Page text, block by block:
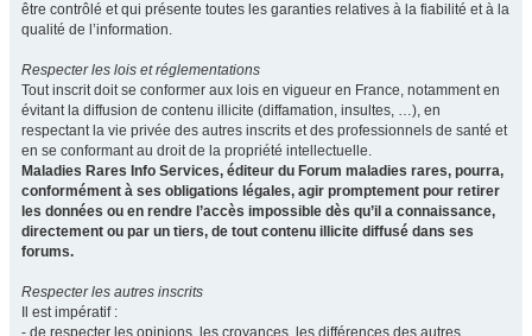
être contrôlé et qui présente toutes les garanties relatives à la fiabilité et à la
qualité de l’information.
Respecter les lois et réglementations
Tout inscrit doit se conformer aux lois en vigueur en France, notamment en
évitant la diffusion de contenu illicite (diffamation, insultes, …), en
respectant la vie privée des autres inscrits et des professionnels de santé et
en se conformant au droit de la propriété intellectuelle.
Maladies Rares Info Services, éditeur du Forum maladies rares, pourra,
conformément à ses obligations légales, agir promptement pour retirer
les données ou en rendre l’accès impossible dès qu’il a connaissance,
directement ou par un tiers, de tout contenu illicite diffusé dans ses
forums.
Respecter les autres inscrits
Il est impératif :
- de respecter les opinions, les croyances, les différences des autres